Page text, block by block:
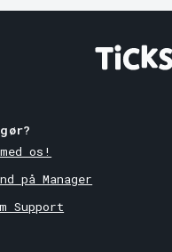
os!
på Manager
Support